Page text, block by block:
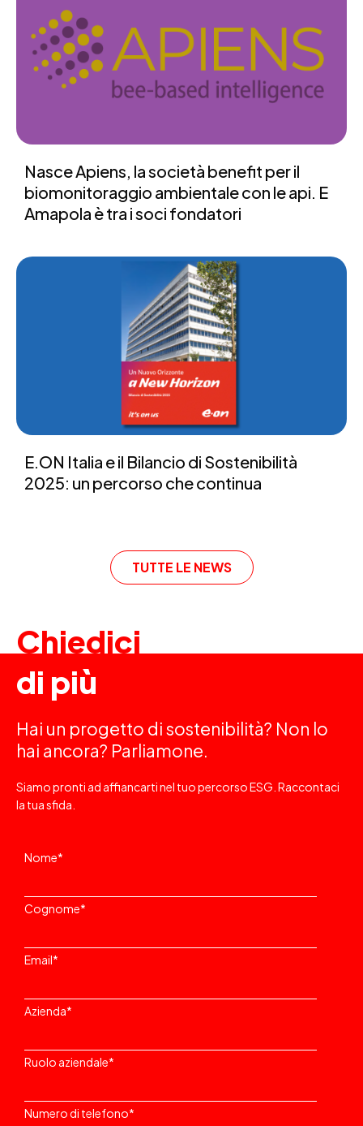
Nasce Apiens, la società benefit per il
biomonitoraggio ambientale con le api. E
Amapola è tra i soci fondatori
E.ON Italia e il Bilancio di Sostenibilità
2025: un percorso che continua
TUTTE LE NEWS
Chiedici
di più
Hai un progetto di sostenibilità? Non lo
hai ancora? Parliamone.
Siamo pronti ad affiancarti nel tuo percorso ESG. Raccontaci
la tua sfida.
Nome*
Cognome*
Email*
Azienda*
Ruolo aziendale*
Numero di telefono*